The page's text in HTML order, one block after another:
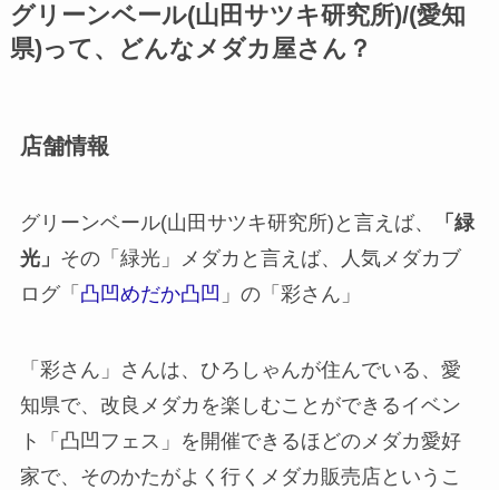
グリーンベール(山田サツキ研究所)/(愛知
県)って、どんなメダカ屋さん？
店舗情報
グリーンベール(山田サツキ研究所)と言えば、
「緑
光」 その「緑光」メダカと言えば、人気メダカブ
ログ「 凸凹めだか凸凹 」の「彩さん」
「彩さん」さんは、ひろしゃんが住んでいる、愛
知県で、改良メダカを楽しむことができるイベン
ト「凸凹フェス」を開催できるほどのメダカ愛好
家で、そのかたがよく行くメダカ販売店というこ